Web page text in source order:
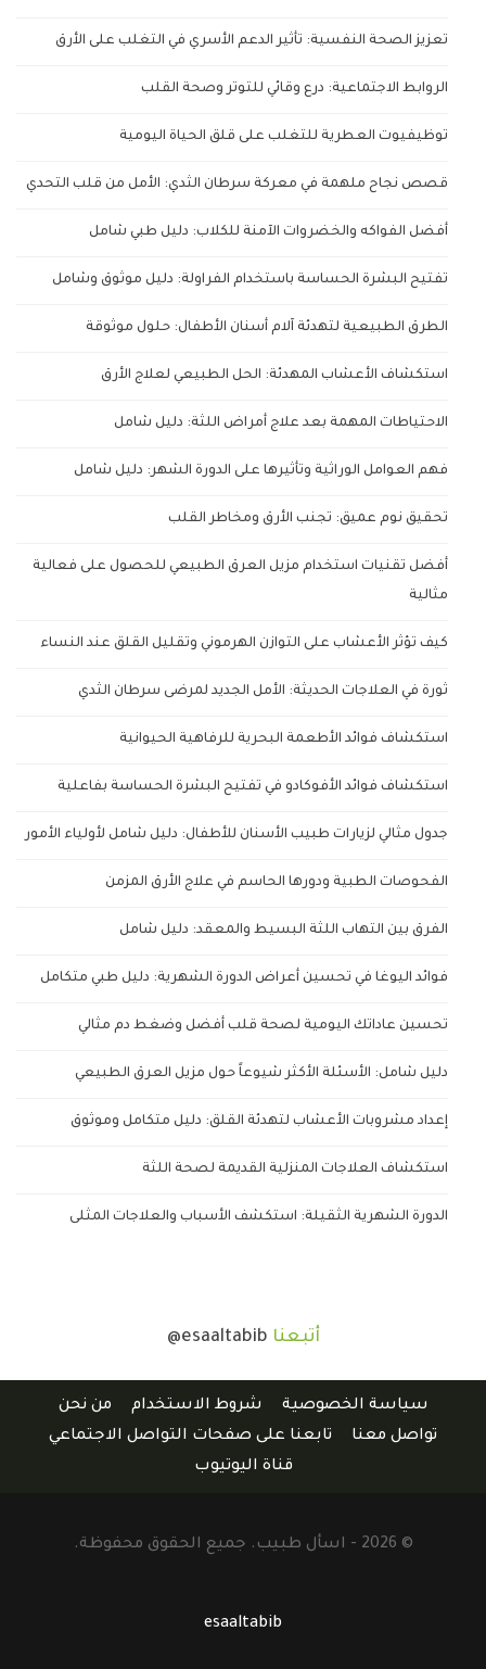
تعزيز الصحة النفسية: تأثير الدعم الأسري في التغلب على الأرق
الروابط الاجتماعية: درع وقائي للتوتر وصحة القلب
توظيفيوت العطرية للتغلب على قلق الحياة اليومية
قصص نجاح ملهمة في معركة سرطان الثدي: الأمل من قلب التحدي
أفضل الفواكه والخضروات الآمنة للكلاب: دليل طبي شامل
تفتيح البشرة الحساسة باستخدام الفراولة: دليل موثوق وشامل
الطرق الطبيعية لتهدئة آلام أسنان الأطفال: حلول موثوقة
استكشاف الأعشاب المهدئة: الحل الطبيعي لعلاج الأرق
الاحتياطات المهمة بعد علاج أمراض اللثة: دليل شامل
فهم العوامل الوراثية وتأثيرها على الدورة الشهر: دليل شامل
تحقيق نوم عميق: تجنب الأرق ومخاطر القلب
أفضل تقنيات استخدام مزيل العرق الطبيعي للحصول على فعالية
مثالية
كيف تؤثر الأعشاب على التوازن الهرموني وتقليل القلق عند النساء
ثورة في العلاجات الحديثة: الأمل الجديد لمرضى سرطان الثدي
استكشاف فوائد الأطعمة البحرية للرفاهية الحيوانية
استكشاف فوائد الأفوكادو في تفتيح البشرة الحساسة بفاعلية
جدول مثالي لزيارات طبيب الأسنان للأطفال: دليل شامل لأولياء الأمور
الفحوصات الطبية ودورها الحاسم في علاج الأرق المزمن
الفرق بين التهاب اللثة البسيط والمعقد: دليل شامل
فوائد اليوغا في تحسين أعراض الدورة الشهرية: دليل طبي متكامل
تحسين عاداتك اليومية لصحة قلب أفضل وضغط دم مثالي
دليل شامل: الأسئلة الأكثر شيوعاً حول مزيل العرق الطبيعي
إعداد مشروبات الأعشاب لتهدئة القلق: دليل متكامل وموثوق
استكشاف العلاجات المنزلية القديمة لصحة اللثة
الدورة الشهرية الثقيلة: استكشف الأسباب والعلاجات المثلى
أتبعنا @esaaltabib
سياسة الخصوصية شروط الاستخدام
من نحن
تواصل معنا
تابعنا على صفحات التواصل الاجتماعي
قناة اليوتيوب
© 2026 - اسأل طبيب. جميع الحقوق محفوظة.
esaaltabib